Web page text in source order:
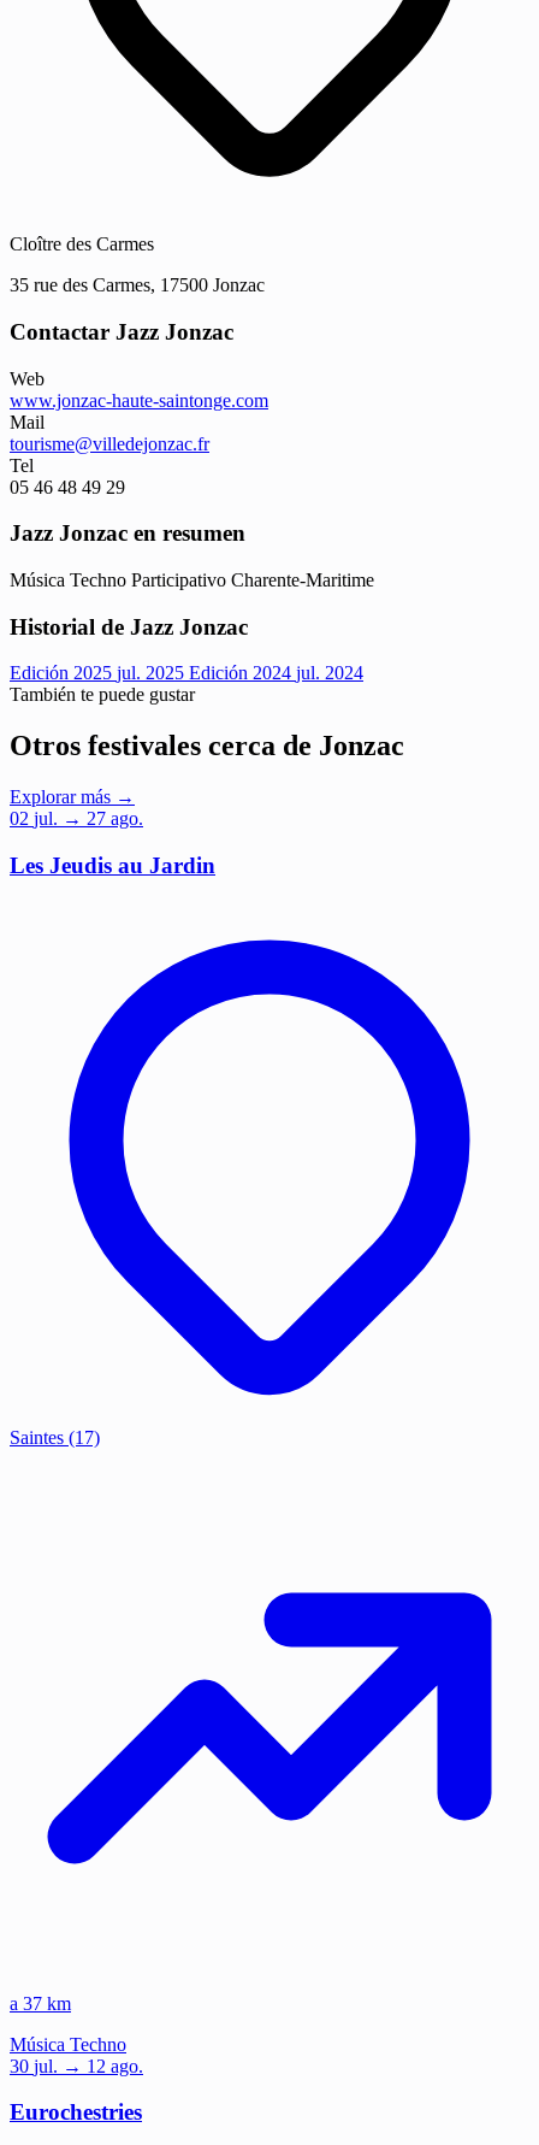
Cloître des Carmes
35 rue des Carmes, 17500 Jonzac
Contactar Jazz Jonzac
Web
www.jonzac-haute-saintonge.com
Mail
tourisme@villedejonzac.fr
Tel
05 46 48 49 29
Jazz Jonzac en resumen
Música Techno Participativo Charente-Maritime
Historial de Jazz Jonzac
Edición 2025 jul. 2025 Edición 2024 jul. 2024
También te puede gustar
Otros festivales cerca de Jonzac
Explorar más →
02 jul. → 27 ago.
Les Jeudis au Jardin
Saintes (17)
a 37 km
Música Techno
30 jul. → 12 ago.
Eurochestries